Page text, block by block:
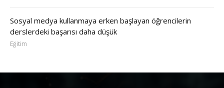
Sosyal medya kullanmaya erken başlayan öğrencilerin
derslerdeki başarısı daha düşük
Eğitim